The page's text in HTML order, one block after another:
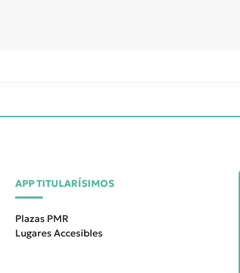
APP TITULARÍSIMOS
Plazas PMR
Lugares Accesibles